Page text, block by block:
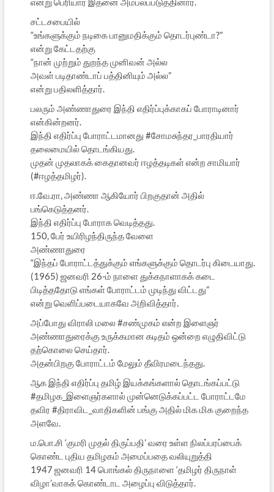
சட்டசபையில்
“உங்களுக்கும் நடிகை பானுமதிக்கும் தொடர்புண்டா?”
என்று கேட்டதற்கு
“நான் முற்றும் துறந்த முனிவன் அல்ல
அவள் படிதாண்டாப் பத்தினியும் அல்ல”
என்று பதிலளித்தார்.
பலரும் அண்ணாதுரை இந்தி எதிர்ப்புக்காகப் போராடினார்
என்கின்றனர்.
இந்தி எதிர்ப்பு போராட்டமானது #சோமசுந்தர_பாரதியார்
தலைமையில் தொடங்கியது.
முதன் முதலாகக் கைதானவர் ஈழத்தடிகள் என்ற சாமியார்
(#ஈழத்தமிழர்).
ஈ.வே.ரா, அண்ணா ஆகியோர் பிறகுதான் அதில்
பங்கெடுத்தனர்.
இந்தி எதிர்ப்பு போராக வெடித்தது.
150, பேர் உயிரிழந்திருந்த வேளை
அண்ணாதுரை
“இந்தப் போராட்டத்துக்கும் எங்களுக்கும் தொடர்பு கிடையாது.
(1965) ஜனவரி 26-ம் நாளை துக்கநாளாகக் கடை
பிடித்ததோடு எங்கள் போராட்டம் முடிந்து விட்டது”
என்று வெளிப்படையாகவே அறிவித்தார்.
அப்போது விராலி மலை #சண்முகம் என்ற இளைஞர்
அண்ணாதுரைக்கு உருக்கமான கடிதம் ஒன்றை எழுதிவிட்டு
தற்கொலை செய்தார்.
அதன்பிறகு போராட்டம் மேலும் தீவிரமடைந்தது.
ஆக இந்தி எதிர்ப்பு தமிழ் இயக்கங்களால் தொடங்கப்பட்டு
#தமிழக_இளைஞர்களால் முன்னெடுக்கப்பட்ட போராட்டமே
தவிர #திராவிட_வாதிகளின் பங்கு அதில் மிக மிக குறைந்த
அளவே.
ம.பொ.சி ‘குமரி முதல் திருப்பதி’ வரை உள்ள நிலப்பரப்பைக்
கொண்ட புதிய தமிழகம் அமைப்பதை வலியுறுத்தி
1947 ஜனவரி 14 பொங்கல் திருநாளை ‘தமிழர் திருநாள்
விழா’வாகக் கொண்டாட அழைப்பு விடுத்தார்.